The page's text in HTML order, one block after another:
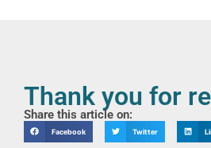
Thank you for
Share this article on:
Facebook Twitter